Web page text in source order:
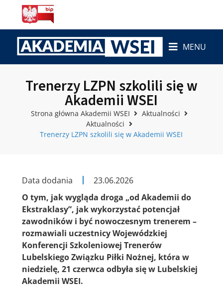
MENU
Trenerzy LZPN szkolili się w
Akademii WSEI
Strona główna Akademii WSEI
Aktualności
Aktualności
Trenerzy LZPN szkolili się w Akademii WSEI
Data dodania
23.06.2026
O tym, jak wygląda droga „od Akademii do
Ekstraklasy”, jak wykorzystać potencjał
zawodników i być nowoczesnym trenerem –
rozmawiali uczestnicy Wojewódzkiej
Konferencji Szkoleniowej Trenerów
Lubelskiego Związku Piłki Nożnej, która w
niedzielę, 21 czerwca odbyła się w Lubelskiej
Akademii WSEI.